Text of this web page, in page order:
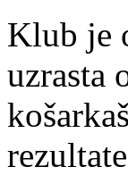
Klub je
uzrasta